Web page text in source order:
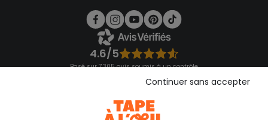
4.6/5
Basé sur 7 305 avis soumis à un contrôle
Consulter les CGUContinuer sans accepter